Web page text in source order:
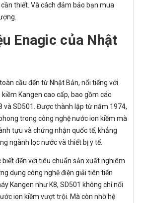
thiết. Và cách đảm bảo bạn mua
Enagic của Nhật
cầu đến từ Nhật Bản, nổi tiếng với
Kangen cao cấp, bao gồm các
và SD501. Được thành lập từ năm 1974,
trong công nghệ nước ion kiềm mà
tựu và chứng nhận quốc tế, khẳng
ngành lọc nước và thiết bị y tế.
đến với tiêu chuẩn sản xuất nghiêm
dụng công nghệ điện giải tiên tiến
Kangen như K8, SD501 không chỉ nổi
ion kiềm vượt trội. Mà còn nhờ hệ